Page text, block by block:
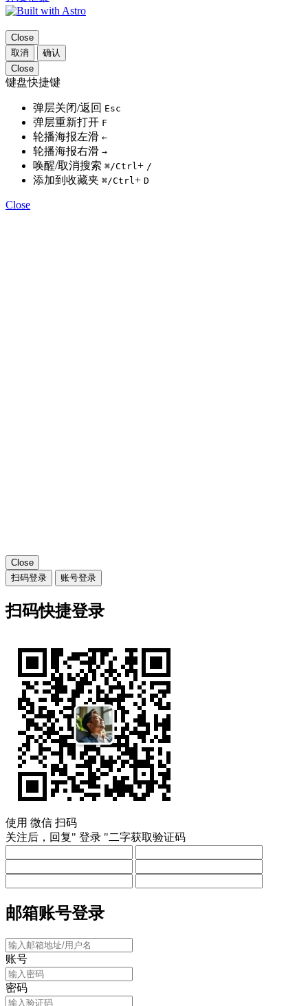
Close
取消
确认
Close
键盘快捷键
弹层关闭/返回 Esc
弹层重新打开 F
轮播海报左滑 ←
轮播海报右滑 →
唤醒/取消搜索 ⌘/Ctrl+ /
添加到收藏夹 ⌘/Ctrl+ D
Close
Close
扫码登录
账号登录
扫码快捷登录
使用 微信 扫码
关注后，回复" 登录 "二字获取验证码
邮箱账号登录
账号
密码